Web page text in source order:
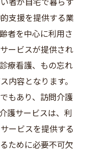
者が自宅で暮らす
支援を提供する業
者を中心に利用さ
ービスが提供され
療看護、もの忘れ
内容となります。
もあり、訪問介護
護サービスは、利
ービスを提供する
ために必要不可欠